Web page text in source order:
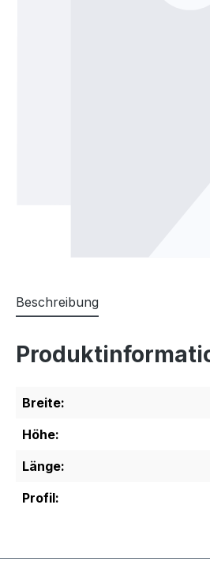
Beschreibung
Breite:
Höhe:
Länge:
Profil: